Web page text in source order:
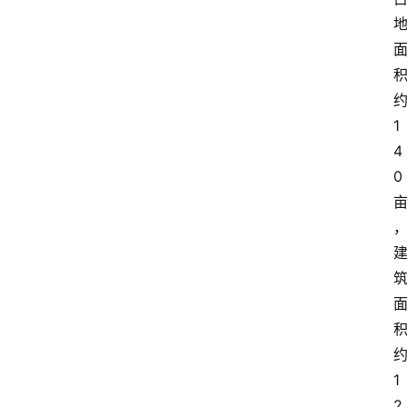
地
面
积
约
1
4
0
亩
，
建
筑
面
积
约
1